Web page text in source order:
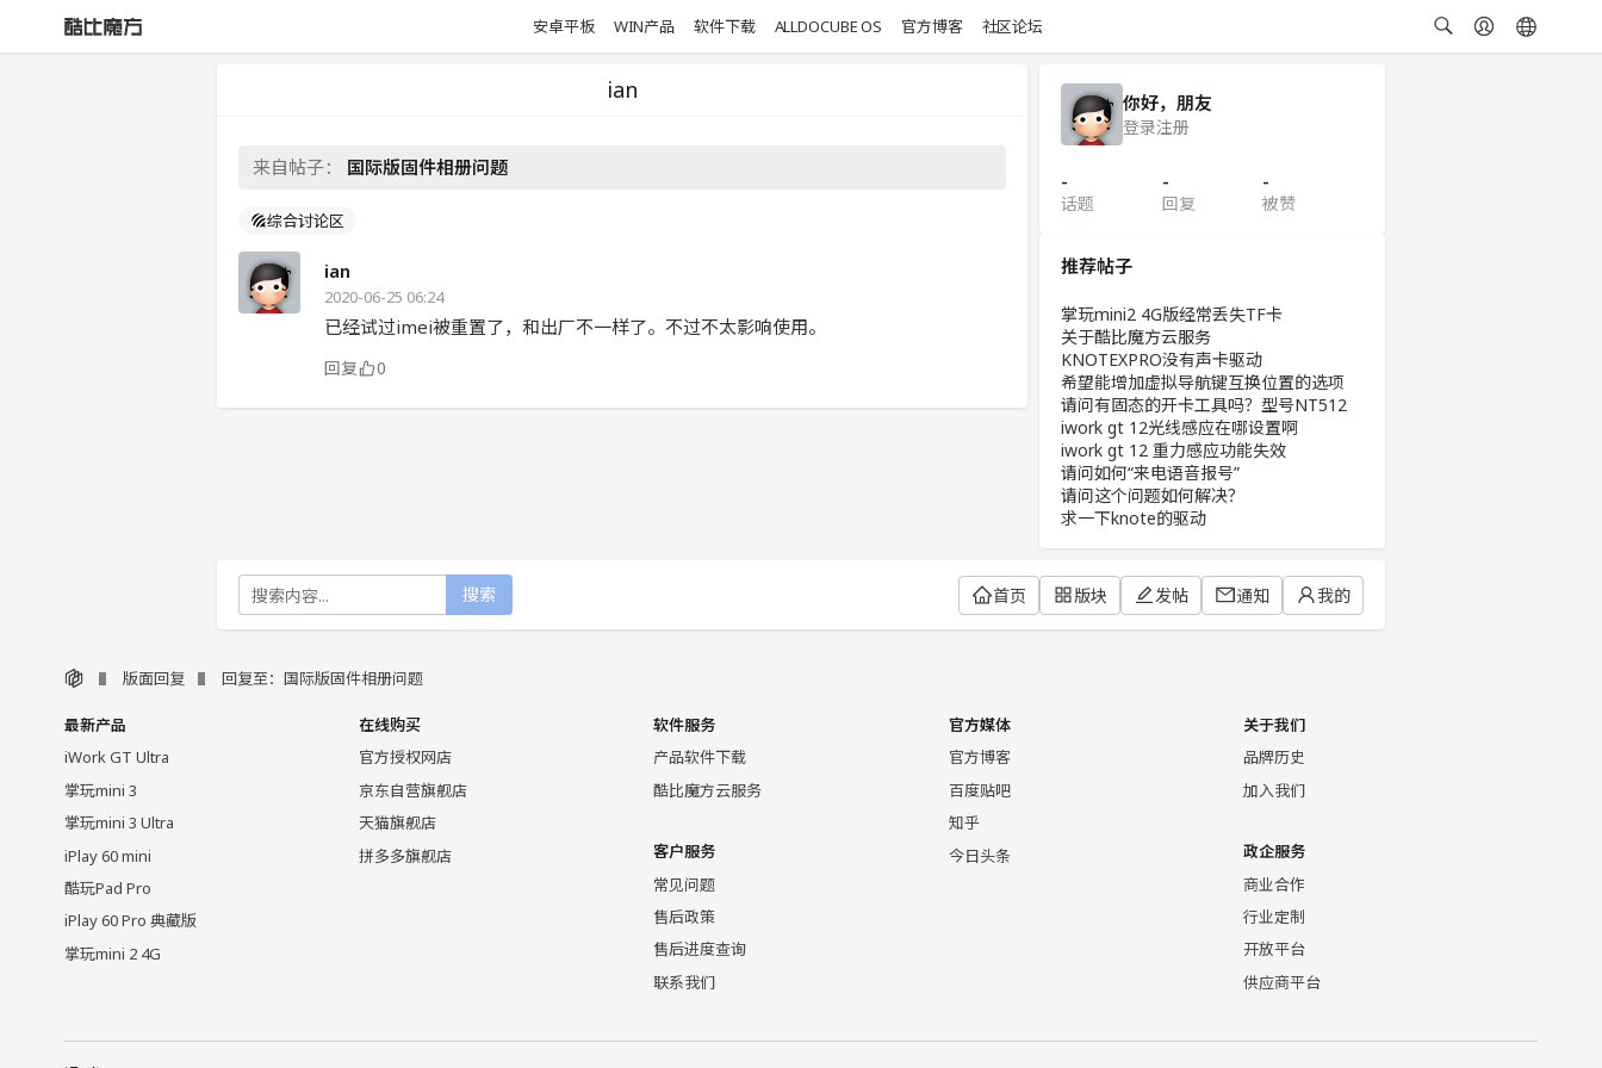
安卓平板 WIN产品 软件下载 ALLDOCUBE OS 官方博客 社区论坛
ian
来自帖子： 国际版固件相册问题
综合讨论区
ian
2020-06-25 06:24
已经试过imei被重置了，和出厂不一样了。不过不太影响使用。
回复 0
你好，朋友
登录注册
-
话题
-
回复
-
被赞
推荐帖子
掌玩mini2 4G版经常丢失TF卡
关于酷比魔方云服务
KNOTEXPRO没有声卡驱动
希望能增加虚拟导航键互换位置的选项
请问有固态的开卡工具吗？型号NT512
iwork gt 12光线感应在哪设置啊
iwork gt 12 重力感应功能失效
请问如何“来电语音报号”
请问这个问题如何解决？
求一下knote的驱动
搜索 首页 版块 发帖 通知 我的
版面回复 回复至：国际版固件相册问题
最新产品
iWork GT Ultra
掌玩mini 3
掌玩mini 3 Ultra
iPlay 60 mini
酷玩Pad Pro
iPlay 60 Pro 典藏版
掌玩mini 2 4G
在线购买
官方授权网店
京东自营旗舰店
天猫旗舰店
拼多多旗舰店
软件服务
产品软件下载
酷比魔方云服务
客户服务
常见问题
售后政策
售后进度查询
联系我们
官方媒体
官方博客
百度贴吧
知乎
今日头条
关于我们
品牌历史
加入我们
政企服务
商业合作
行业定制
开放平台
供应商平台